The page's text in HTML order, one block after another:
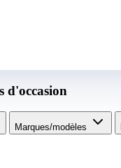
d'occasion
Marques/modèles